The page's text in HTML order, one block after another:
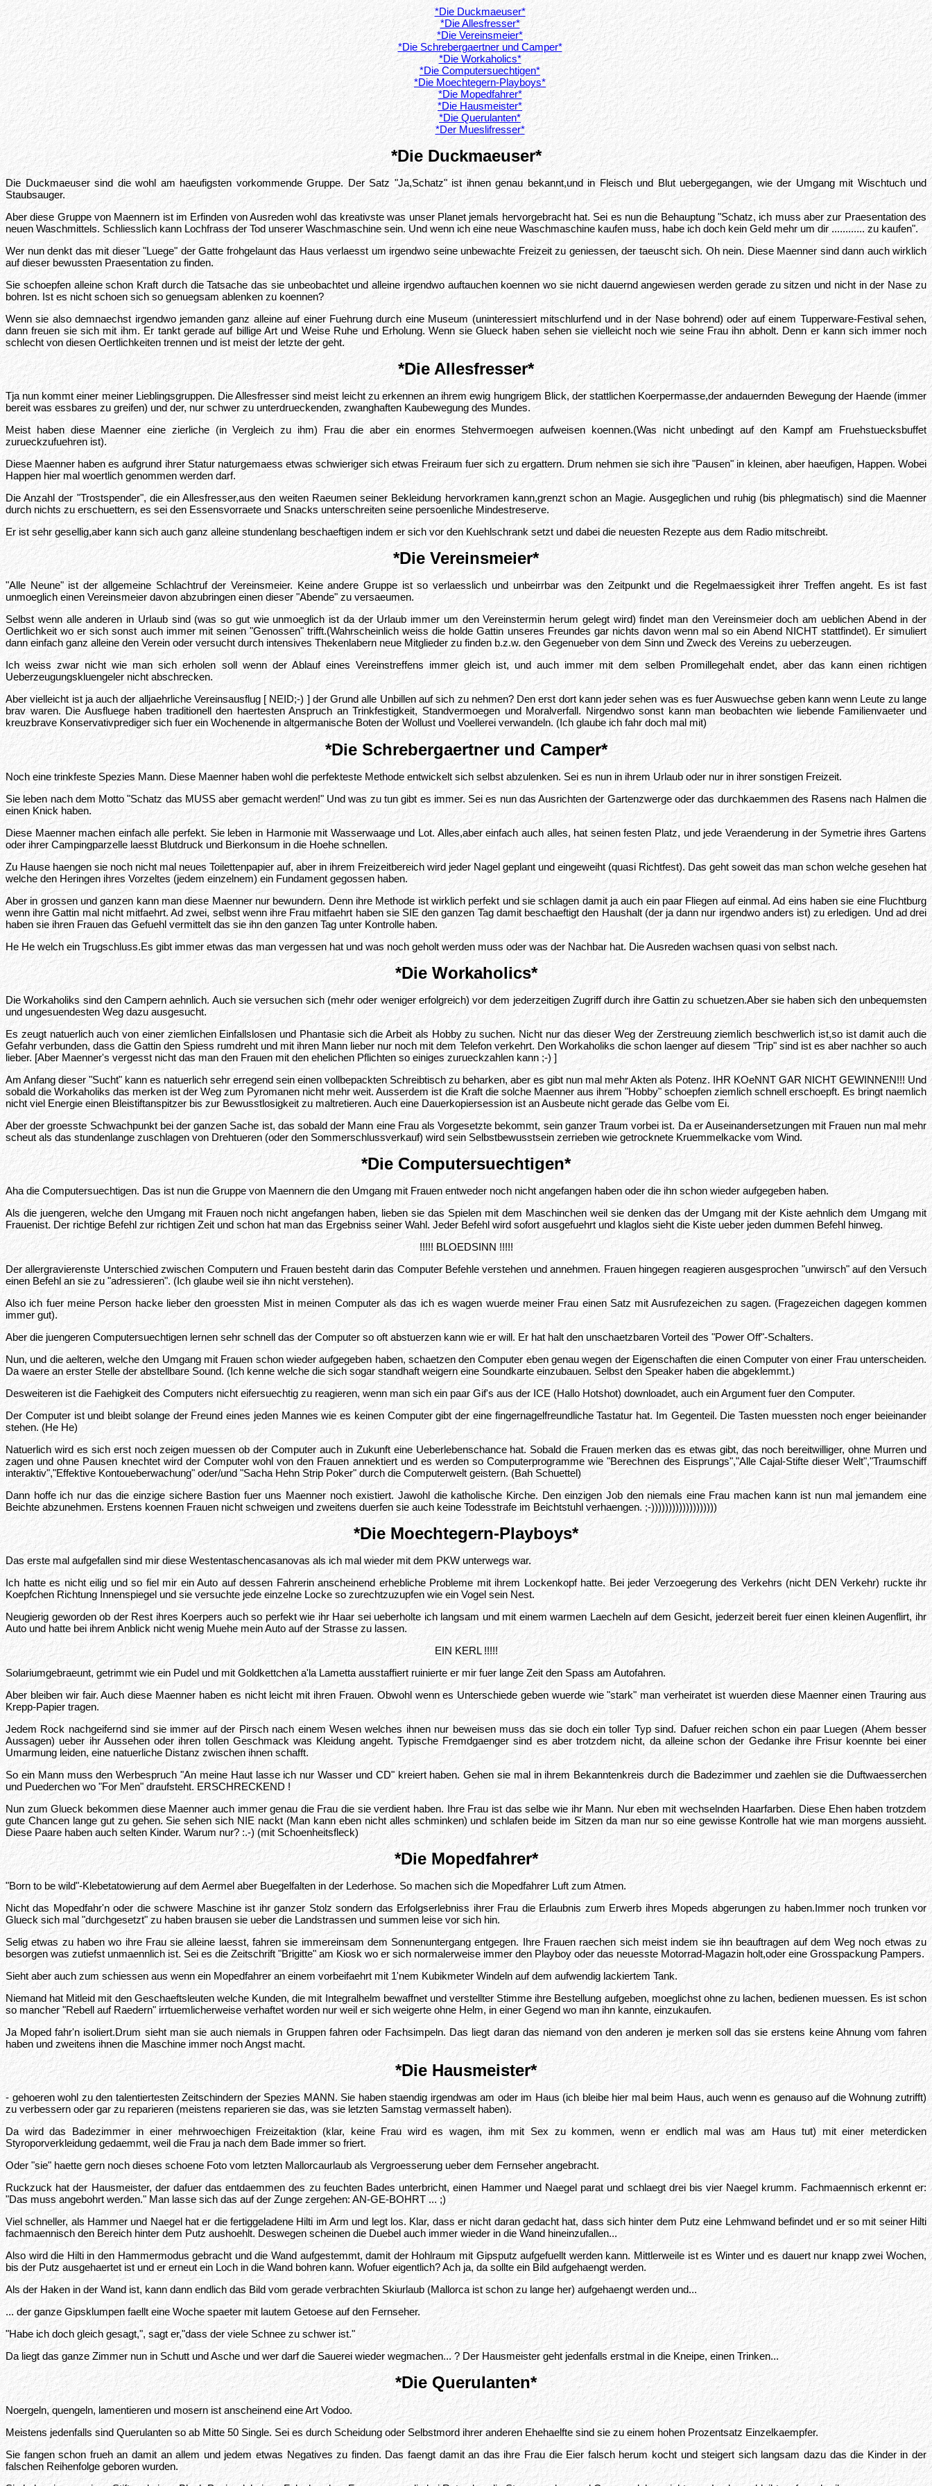
*Die Duckmaeuser*
*Die Allesfresser*
*Die Vereinsmeier*
*Die Schrebergaertner und Camper*
*Die Workaholics*
*Die Computersuechtigen*
*Die Moechtegern-Playboys*
*Die Mopedfahrer*
*Die Hausmeister*
*Die Querulanten*
*Der Mueslifresser*
*Die Duckmaeuser*
Die Duckmaeuser sind die wohl am haeufigsten vorkommende Gruppe. Der Satz "Ja,Schatz" ist ihnen genau bekannt,und in Fleisch und Blut uebergegangen, wie der Umgang mit Wischtuch und
Staubsauger.
Aber diese Gruppe von Maennern ist im Erfinden von Ausreden wohl das kreativste was unser Planet jemals hervorgebracht hat. Sei es nun die Behauptung "Schatz, ich muss aber zur Praesentation des
neuen Waschmittels. Schliesslich kann Lochfrass der Tod unserer Waschmaschine sein. Und wenn ich eine neue Waschmaschine kaufen muss, habe ich doch kein Geld mehr um dir ............ zu kaufen".
Wer nun denkt das mit dieser "Luege" der Gatte frohgelaunt das Haus verlaesst um irgendwo seine unbewachte Freizeit zu geniessen, der taeuscht sich. Oh nein. Diese Maenner sind dann auch wirklich
auf dieser bewussten Praesentation zu finden.
Sie schoepfen alleine schon Kraft durch die Tatsache das sie unbeobachtet und alleine irgendwo auftauchen koennen wo sie nicht dauernd angewiesen werden gerade zu sitzen und nicht in der Nase zu
bohren. Ist es nicht schoen sich so genuegsam ablenken zu koennen?
Wenn sie also demnaechst irgendwo jemanden ganz alleine auf einer Fuehrung durch eine Museum (uninteressiert mitschlurfend und in der Nase bohrend) oder auf einem Tupperware-Festival sehen,
dann freuen sie sich mit ihm. Er tankt gerade auf billige Art und Weise Ruhe und Erholung. Wenn sie Glueck haben sehen sie vielleicht noch wie seine Frau ihn abholt. Denn er kann sich immer noch
schlecht von diesen Oertlichkeiten trennen und ist meist der letzte der geht.
*Die Allesfresser*
Tja nun kommt einer meiner Lieblingsgruppen. Die Allesfresser sind meist leicht zu erkennen an ihrem ewig hungrigem Blick, der stattlichen Koerpermasse,der andauernden Bewegung der Haende (immer
bereit was essbares zu greifen) und der, nur schwer zu unterdrueckenden, zwanghaften Kaubewegung des Mundes.
Meist haben diese Maenner eine zierliche (in Vergleich zu ihm) Frau die aber ein enormes Stehvermoegen aufweisen koennen.(Was nicht unbedingt auf den Kampf am Fruehstuecksbuffet
zurueckzufuehren ist).
Diese Maenner haben es aufgrund ihrer Statur naturgemaess etwas schwieriger sich etwas Freiraum fuer sich zu ergattern. Drum nehmen sie sich ihre "Pausen" in kleinen, aber haeufigen, Happen. Wobei
Happen hier mal woertlich genommen werden darf.
Die Anzahl der "Trostspender", die ein Allesfresser,aus den weiten Raeumen seiner Bekleidung hervorkramen kann,grenzt schon an Magie. Ausgeglichen und ruhig (bis phlegmatisch) sind die Maenner
durch nichts zu erschuettern, es sei den Essensvorraete und Snacks unterschreiten seine persoenliche Mindestreserve.
Er ist sehr gesellig,aber kann sich auch ganz alleine stundenlang beschaeftigen indem er sich vor den Kuehlschrank setzt und dabei die neuesten Rezepte aus dem Radio mitschreibt.
*Die Vereinsmeier*
"Alle Neune" ist der allgemeine Schlachtruf der Vereinsmeier. Keine andere Gruppe ist so verlaesslich und unbeirrbar was den Zeitpunkt und die Regelmaessigkeit ihrer Treffen angeht. Es ist fast
unmoeglich einen Vereinsmeier davon abzubringen einen dieser "Abende" zu versaeumen.
Selbst wenn alle anderen in Urlaub sind (was so gut wie unmoeglich ist da der Urlaub immer um den Vereinstermin herum gelegt wird) findet man den Vereinsmeier doch am ueblichen Abend in der
Oertlichkeit wo er sich sonst auch immer mit seinen "Genossen" trifft.(Wahrscheinlich weiss die holde Gattin unseres Freundes gar nichts davon wenn mal so ein Abend NICHT stattfindet). Er simuliert
dann einfach ganz alleine den Verein oder versucht durch intensives Thekenlabern neue Mitglieder zu finden b.z.w. den Gegenueber von dem Sinn und Zweck des Vereins zu ueberzeugen.
Ich weiss zwar nicht wie man sich erholen soll wenn der Ablauf eines Vereinstreffens immer gleich ist, und auch immer mit dem selben Promillegehalt endet, aber das kann einen richtigen
Ueberzeugungskluengeler nicht abschrecken.
Aber vielleicht ist ja auch der alljaehrliche Vereinsausflug [ NEID;-) ] der Grund alle Unbillen auf sich zu nehmen? Den erst dort kann jeder sehen was es fuer Auswuechse geben kann wenn Leute zu lange
brav waren. Die Ausfluege haben traditionell den haertesten Anspruch an Trinkfestigkeit, Standvermoegen und Moralverfall. Nirgendwo sonst kann man beobachten wie liebende Familienvaeter und
kreuzbrave Konservativprediger sich fuer ein Wochenende in altgermanische Boten der Wollust und Voellerei verwandeln. (Ich glaube ich fahr doch mal mit)
*Die Schrebergaertner und Camper*
Noch eine trinkfeste Spezies Mann. Diese Maenner haben wohl die perfekteste Methode entwickelt sich selbst abzulenken. Sei es nun in ihrem Urlaub oder nur in ihrer sonstigen Freizeit.
Sie leben nach dem Motto "Schatz das MUSS aber gemacht werden!" Und was zu tun gibt es immer. Sei es nun das Ausrichten der Gartenzwerge oder das durchkaemmen des Rasens nach Halmen die
einen Knick haben.
Diese Maenner machen einfach alle perfekt. Sie leben in Harmonie mit Wasserwaage und Lot. Alles,aber einfach auch alles, hat seinen festen Platz, und jede Veraenderung in der Symetrie ihres Gartens
oder ihrer Campingparzelle laesst Blutdruck und Bierkonsum in die Hoehe schnellen.
Zu Hause haengen sie noch nicht mal neues Toilettenpapier auf, aber in ihrem Freizeitbereich wird jeder Nagel geplant und eingeweiht (quasi Richtfest). Das geht soweit das man schon welche gesehen hat
welche den Heringen ihres Vorzeltes (jedem einzelnem) ein Fundament gegossen haben.
Aber in grossen und ganzen kann man diese Maenner nur bewundern. Denn ihre Methode ist wirklich perfekt und sie schlagen damit ja auch ein paar Fliegen auf einmal. Ad eins haben sie eine Fluchtburg
wenn ihre Gattin mal nicht mitfaehrt. Ad zwei, selbst wenn ihre Frau mitfaehrt haben sie SIE den ganzen Tag damit beschaeftigt den Haushalt (der ja dann nur irgendwo anders ist) zu erledigen. Und ad drei
haben sie ihren Frauen das Gefuehl vermittelt das sie ihn den ganzen Tag unter Kontrolle haben.
He He welch ein Trugschluss.Es gibt immer etwas das man vergessen hat und was noch geholt werden muss oder was der Nachbar hat. Die Ausreden wachsen quasi von selbst nach.
*Die Workaholics*
Die Workaholiks sind den Campern aehnlich. Auch sie versuchen sich (mehr oder weniger erfolgreich) vor dem jederzeitigen Zugriff durch ihre Gattin zu schuetzen.Aber sie haben sich den unbequemsten
und ungesuendesten Weg dazu ausgesucht.
Es zeugt natuerlich auch von einer ziemlichen Einfallslosen und Phantasie sich die Arbeit als Hobby zu suchen. Nicht nur das dieser Weg der Zerstreuung ziemlich beschwerlich ist,so ist damit auch die
Gefahr verbunden, dass die Gattin den Spiess rumdreht und mit ihren Mann lieber nur noch mit dem Telefon verkehrt. Den Workaholiks die schon laenger auf diesem "Trip" sind ist es aber nachher so auch
lieber. [Aber Maenner's vergesst nicht das man den Frauen mit den ehelichen Pflichten so einiges zurueckzahlen kann ;-) ]
Am Anfang dieser "Sucht" kann es natuerlich sehr erregend sein einen vollbepackten Schreibtisch zu beharken, aber es gibt nun mal mehr Akten als Potenz. IHR KOeNNT GAR NICHT GEWINNEN!!! Und
sobald die Workaholiks das merken ist der Weg zum Pyromanen nicht mehr weit. Ausserdem ist die Kraft die solche Maenner aus ihrem "Hobby" schoepfen ziemlich schnell erschoepft. Es bringt naemlich
nicht viel Energie einen Bleistiftanspitzer bis zur Bewusstlosigkeit zu maltretieren. Auch eine Dauerkopiersession ist an Ausbeute nicht gerade das Gelbe vom Ei.
Aber der groesste Schwachpunkt bei der ganzen Sache ist, das sobald der Mann eine Frau als Vorgesetzte bekommt, sein ganzer Traum vorbei ist. Da er Auseinandersetzungen mit Frauen nun mal mehr
scheut als das stundenlange zuschlagen von Drehtueren (oder den Sommerschlussverkauf) wird sein Selbstbewusstsein zerrieben wie getrocknete Kruemmelkacke vom Wind.
*Die Computersuechtigen*
Aha die Computersuechtigen. Das ist nun die Gruppe von Maennern die den Umgang mit Frauen entweder noch nicht angefangen haben oder die ihn schon wieder aufgegeben haben.
Als die juengeren, welche den Umgang mit Frauen noch nicht angefangen haben, lieben sie das Spielen mit dem Maschinchen weil sie denken das der Umgang mit der Kiste aehnlich dem Umgang mit
Frauenist. Der richtige Befehl zur richtigen Zeit und schon hat man das Ergebniss seiner Wahl. Jeder Befehl wird sofort ausgefuehrt und klaglos sieht die Kiste ueber jeden dummen Befehl hinweg.
!!!!! BLOEDSINN !!!!!
Der allergravierenste Unterschied zwischen Computern und Frauen besteht darin das Computer Befehle verstehen und annehmen. Frauen hingegen reagieren ausgesprochen "unwirsch" auf den Versuch
einen Befehl an sie zu "adressieren". (Ich glaube weil sie ihn nicht verstehen).
Also ich fuer meine Person hacke lieber den groessten Mist in meinen Computer als das ich es wagen wuerde meiner Frau einen Satz mit Ausrufezeichen zu sagen. (Fragezeichen dagegen kommen
immer gut).
Aber die juengeren Computersuechtigen lernen sehr schnell das der Computer so oft abstuerzen kann wie er will. Er hat halt den unschaetzbaren Vorteil des "Power Off"-Schalters.
Nun, und die aelteren, welche den Umgang mit Frauen schon wieder aufgegeben haben, schaetzen den Computer eben genau wegen der Eigenschaften die einen Computer von einer Frau unterscheiden.
Da waere an erster Stelle der abstellbare Sound. (Ich kenne welche die sich sogar standhaft weigern eine Soundkarte einzubauen. Selbst den Speaker haben die abgeklemmt.)
Desweiteren ist die Faehigkeit des Computers nicht eifersuechtig zu reagieren, wenn man sich ein paar Gif's aus der ICE (Hallo Hotshot) downloadet, auch ein Argument fuer den Computer.
Der Computer ist und bleibt solange der Freund eines jeden Mannes wie es keinen Computer gibt der eine fingernagelfreundliche Tastatur hat. Im Gegenteil. Die Tasten muessten noch enger beieinander
stehen. (He He)
Natuerlich wird es sich erst noch zeigen muessen ob der Computer auch in Zukunft eine Ueberlebenschance hat. Sobald die Frauen merken das es etwas gibt, das noch bereitwilliger, ohne Murren und
zagen und ohne Pausen knechtet wird der Computer wohl von den Frauen annektiert und es werden so Computerprogramme wie "Berechnen des Eisprungs","Alle Cajal-Stifte dieser Welt","Traumschiff
interaktiv","Effektive Kontoueberwachung" oder/und "Sacha Hehn Strip Poker" durch die Computerwelt geistern. (Bah Schuettel)
Dann hoffe ich nur das die einzige sichere Bastion fuer uns Maenner noch existiert. Jawohl die katholische Kirche. Den einzigen Job den niemals eine Frau machen kann ist nun mal jemandem eine
Beichte abzunehmen. Erstens koennen Frauen nicht schweigen und zweitens duerfen sie auch keine Todesstrafe im Beichtstuhl verhaengen. ;-)))))))))))))))))))
*Die Moechtegern-Playboys*
Das erste mal aufgefallen sind mir diese Westentaschencasanovas als ich mal wieder mit dem PKW unterwegs war.
Ich hatte es nicht eilig und so fiel mir ein Auto auf dessen Fahrerin anscheinend erhebliche Probleme mit ihrem Lockenkopf hatte. Bei jeder Verzoegerung des Verkehrs (nicht DEN Verkehr) ruckte ihr
Koepfchen Richtung Innenspiegel und sie versuchte jede einzelne Locke so zurechtzuzupfen wie ein Vogel sein Nest.
Neugierig geworden ob der Rest ihres Koerpers auch so perfekt wie ihr Haar sei ueberholte ich langsam und mit einem warmen Laecheln auf dem Gesicht, jederzeit bereit fuer einen kleinen Augenflirt, ihr
Auto und hatte bei ihrem Anblick nicht wenig Muehe mein Auto auf der Strasse zu lassen.
EIN KERL !!!!!
Solariumgebraeunt, getrimmt wie ein Pudel und mit Goldkettchen a'la Lametta ausstaffiert ruinierte er mir fuer lange Zeit den Spass am Autofahren.
Aber bleiben wir fair. Auch diese Maenner haben es nicht leicht mit ihren Frauen. Obwohl wenn es Unterschiede geben wuerde wie "stark" man verheiratet ist wuerden diese Maenner einen Trauring aus
Krepp-Papier tragen.
Jedem Rock nachgeifernd sind sie immer auf der Pirsch nach einem Wesen welches ihnen nur beweisen muss das sie doch ein toller Typ sind. Dafuer reichen schon ein paar Luegen (Ahem besser
Aussagen) ueber ihr Aussehen oder ihren tollen Geschmack was Kleidung angeht. Typische Fremdgaenger sind es aber trotzdem nicht, da alleine schon der Gedanke ihre Frisur koennte bei einer
Umarmung leiden, eine natuerliche Distanz zwischen ihnen schafft.
So ein Mann muss den Werbespruch "An meine Haut lasse ich nur Wasser und CD" kreiert haben. Gehen sie mal in ihrem Bekanntenkreis durch die Badezimmer und zaehlen sie die Duftwaesserchen
und Puederchen wo "For Men" draufsteht. ERSCHRECKEND !
Nun zum Glueck bekommen diese Maenner auch immer genau die Frau die sie verdient haben. Ihre Frau ist das selbe wie ihr Mann. Nur eben mit wechselnden Haarfarben. Diese Ehen haben trotzdem
gute Chancen lange gut zu gehen. Sie sehen sich NIE nackt (Man kann eben nicht alles schminken) und schlafen beide im Sitzen da man nur so eine gewisse Kontrolle hat wie man morgens aussieht.
Diese Paare haben auch selten Kinder. Warum nur? :.-) (mit Schoenheitsfleck)
*Die Mopedfahrer*
"Born to be wild"-Klebetatowierung auf dem Aermel aber Buegelfalten in der Lederhose. So machen sich die Mopedfahrer Luft zum Atmen.
Nicht das Mopedfahr'n oder die schwere Maschine ist ihr ganzer Stolz sondern das Erfolgserlebniss ihrer Frau die Erlaubnis zum Erwerb ihres Mopeds abgerungen zu haben.Immer noch trunken vor
Glueck sich mal "durchgesetzt" zu haben brausen sie ueber die Landstrassen und summen leise vor sich hin.
Selig etwas zu haben wo ihre Frau sie alleine laesst, fahren sie immereinsam dem Sonnenuntergang entgegen. Ihre Frauen raechen sich meist indem sie ihn beauftragen auf dem Weg noch etwas zu
besorgen was zutiefst unmaennlich ist. Sei es die Zeitschrift "Brigitte" am Kiosk wo er sich normalerweise immer den Playboy oder das neuesste Motorrad-Magazin holt,oder eine Grosspackung Pampers.
Sieht aber auch zum schiessen aus wenn ein Mopedfahrer an einem vorbeifaehrt mit 1'nem Kubikmeter Windeln auf dem aufwendig lackiertem Tank.
Niemand hat Mitleid mit den Geschaeftsleuten welche Kunden, die mit Integralhelm bewaffnet und verstellter Stimme ihre Bestellung aufgeben, moeglichst ohne zu lachen, bedienen muessen. Es ist schon
so mancher "Rebell auf Raedern" irrtuemlicherweise verhaftet worden nur weil er sich weigerte ohne Helm, in einer Gegend wo man ihn kannte, einzukaufen.
Ja Moped fahr'n isoliert.Drum sieht man sie auch niemals in Gruppen fahren oder Fachsimpeln. Das liegt daran das niemand von den anderen je merken soll das sie erstens keine Ahnung vom fahren
haben und zweitens ihnen die Maschine immer noch Angst macht.
*Die Hausmeister*
- gehoeren wohl zu den talentiertesten Zeitschindern der Spezies MANN. Sie haben staendig irgendwas am oder im Haus (ich bleibe hier mal beim Haus, auch wenn es genauso auf die Wohnung zutrifft)
zu verbessern oder gar zu reparieren (meistens reparieren sie das, was sie letzten Samstag vermasselt haben).
Da wird das Badezimmer in einer mehrwoechigen Freizeitaktion (klar, keine Frau wird es wagen, ihm mit Sex zu kommen, wenn er endlich mal was am Haus tut) mit einer meterdicken
Styroporverkleidung gedaemmt, weil die Frau ja nach dem Bade immer so friert.
Oder "sie" haette gern noch dieses schoene Foto vom letzten Mallorcaurlaub als Vergroesserung ueber dem Fernseher angebracht.
Ruckzuck hat der Hausmeister, der dafuer das entdaemmen des zu feuchten Bades unterbricht, einen Hammer und Naegel parat und schlaegt drei bis vier Naegel krumm. Fachmaennisch erkennt er:
"Das muss angebohrt werden." Man lasse sich das auf der Zunge zergehen: AN-GE-BOHRT ... ;)
Viel schneller, als Hammer und Naegel hat er die fertiggeladene Hilti im Arm und legt los. Klar, dass er nicht daran gedacht hat, dass sich hinter dem Putz eine Lehmwand befindet und er so mit seiner Hilti
fachmaennisch den Bereich hinter dem Putz aushoehlt. Deswegen scheinen die Duebel auch immer wieder in die Wand hineinzufallen...
Also wird die Hilti in den Hammermodus gebracht und die Wand aufgestemmt, damit der Hohlraum mit Gipsputz aufgefuellt werden kann. Mittlerweile ist es Winter und es dauert nur knapp zwei Wochen,
bis der Putz ausgehaertet ist und er erneut ein Loch in die Wand bohren kann. Wofuer eigentlich? Ach ja, da sollte ein Bild aufgehaengt werden.
Als der Haken in der Wand ist, kann dann endlich das Bild vom gerade verbrachten Skiurlaub (Mallorca ist schon zu lange her) aufgehaengt werden und...
... der ganze Gipsklumpen faellt eine Woche spaeter mit lautem Getoese auf den Fernseher.
"Habe ich doch gleich gesagt,", sagt er,"dass der viele Schnee zu schwer ist."
Da liegt das ganze Zimmer nun in Schutt und Asche und wer darf die Sauerei wieder wegmachen... ? Der Hausmeister geht jedenfalls erstmal in die Kneipe, einen Trinken...
*Die Querulanten*
Noergeln, quengeln, lamentieren und mosern ist anscheinend eine Art Vodoo.
Meistens jedenfalls sind Querulanten so ab Mitte 50 Single. Sei es durch Scheidung oder Selbstmord ihrer anderen Ehehaelfte sind sie zu einem hohen Prozentsatz Einzelkaempfer.
Sie fangen schon frueh an damit an allem und jedem etwas Negatives zu finden. Das faengt damit an das ihre Frau die Eier falsch herum kocht und steigert sich langsam dazu das die Kinder in der
falschen Reihenfolge geboren wurden.